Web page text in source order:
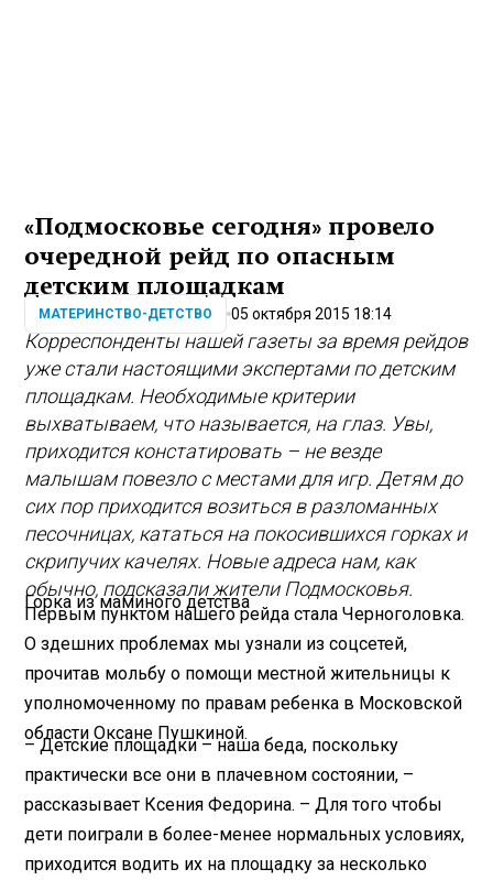
«Подмосковье сегодня» провело
очередной рейд по опасным
детским площадкам
МАТЕРИНСТВО-ДЕТСТВО 05 октября 2015 18:14
Корреспонденты нашей газеты за время рейдов
уже стали настоящими экспертами по детским
площадкам. Необходимые критерии
выхватываем, что называется, на глаз. Увы,
приходится констатировать – не везде
малышам повезло с местами для игр. Детям до
сих пор приходится возиться в разломанных
песочницах, кататься на покосившихся горках и
скрипучих качелях. Новые адреса нам, как
обычно, подсказали жители Подмосковья.
Горка из маминого детства
Первым пунктом нашего рейда стала Черноголовка.
О здешних проблемах мы узнали из соцсетей,
прочитав мольбу о помощи местной жительницы к
уполномоченному по правам ребенка в Московской
области Оксане Пушкиной.
– Детские площадки – наша беда, поскольку
практически все они в плачевном состоянии, –
рассказывает Ксения Федорина. – Для того чтобы
дети поиграли в более-менее нормальных условиях,
приходится водить их на площадку за несколько